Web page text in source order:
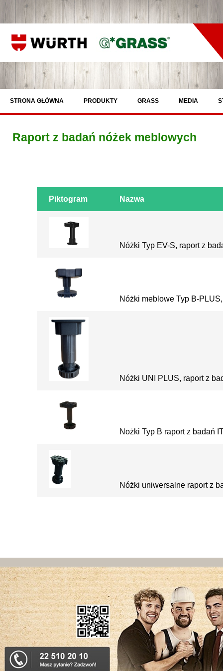
STRONA GŁÓWNA PRODUKTY GRASS MEDIA
Raport z badań nóżek meblowych
Piktogram Nazwa
Nóżki Typ EV-S, raport z
Nóżki meblowe Typ B-
Nóżki UNI PLUS, raport z
Nożki Typ B raport z badań
Nóżki uniwersalne raport z
Piktogram Nazwa